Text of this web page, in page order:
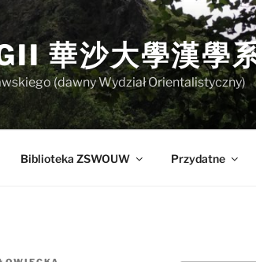
華沙大學漢學
(dawny Wydział Orientalistyczny)
Biblioteka ZSWOUW Przydatne